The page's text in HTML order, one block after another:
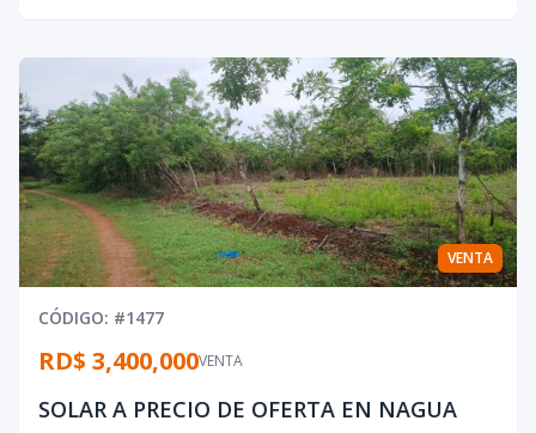
VENTA
CÓDIGO: #1477
VENTA
RD$ 3,400,000
SOLAR A PRECIO DE OFERTA EN NAGUA